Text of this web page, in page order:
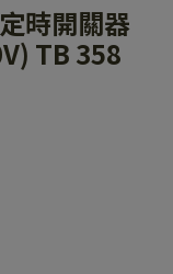
時開關器
TB 358